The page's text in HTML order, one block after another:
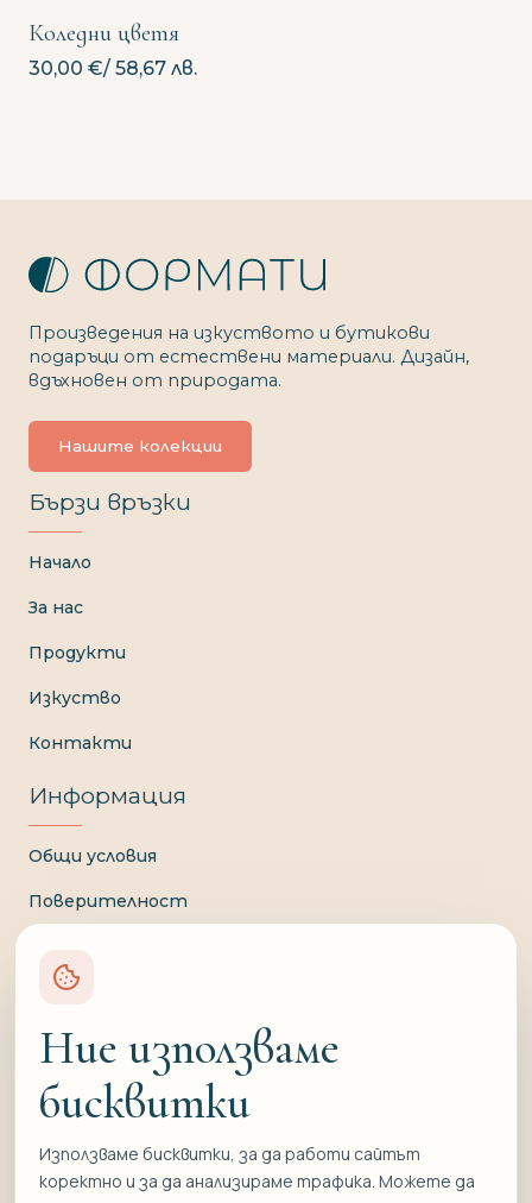
Коледни цветя
30,00 €/ 58,67 лв.
Произведения на изкуството и бутикови
подаръци от естествени материали. Дизайн,
вдъхновен от природата.
Нашите колекции
Бързи връзки
Начало
За нас
Продукти
Изкуство
Контакти
Информация
Общи условия
Поверителност
Връщане и замяна
Отказ от договор
Свържете се с нас
0897 836 220
info@formati.bg
Ние използваме
бисквитки
Използваме бисквитки, за да работи сайтът
коректно и за да анализираме трафика. Можете да